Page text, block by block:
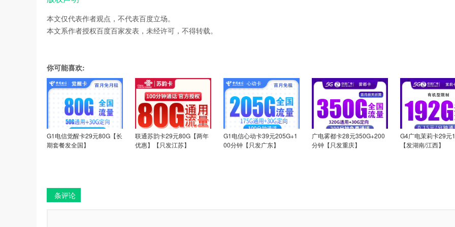
本文仅代表作者观点，不代表百度立场。
本文系作者授权百度百家发表，未经许可，不得转载。
你可能喜欢:
G1电信觉醒卡29元80G【长
期套餐发全国】
联通苏韵卡29元80G【两年
优惠】【只发江苏】
G1电信心动卡39元205G+1
00分钟【只发广东】
广电雾都卡28元350G+200
分钟【只发重庆】
G4广电茉莉卡29元
【发湖南/江西】
条评论